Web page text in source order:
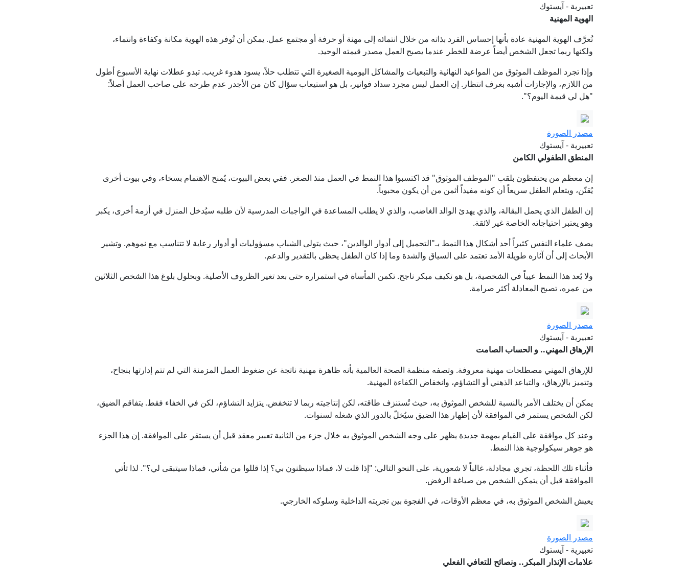
تعبيرية - آيستوك
الهوية المهنية
تُعرَّف الهوية المهنية عادة بأنها إحساس الفرد بذاته من خلال انتمائه إلى مهنة أو حرفة أو مجتمع عمل. يمكن أن تُوفر هذه الهوية مكانة وكفاءة وانتماء،
ولكنها ربما تجعل الشخص أيضاً عرضة للخطر عندما يصبح العمل مصدر قيمته الوحيد.
وإذا تجرد الموظف الموثوق من المواعيد النهائية والتبعيات والمشاكل اليومية الصغيرة التي تتطلب حلاً، يسود هدوء غريب. تبدو عطلات نهاية الأسبوع أطول
من اللازم، والإجازات أشبه بغرف انتظار. إن العمل ليس مجرد سداد فواتير، بل هو استيعاب سؤال كان من الأجدر عدم طرحه على صاحب العمل أصلاً:
"هل لي قيمة اليوم؟".
مصدر الصورة
تعبيرية - آيستوك
المنطق الطفولي الكامن
إن معظم من يحتفظون بلقب "الموظف الموثوق" قد اكتسبوا هذا النمط في العمل منذ الصغر. ففي بعض البيوت، يُمنح الاهتمام بسخاء، وفي بيوت أخرى
يُقنّن، ويتعلم الطفل سريعاً أن كونه مفيداً أثمن من أن يكون محبوباً.
إن الطفل الذي يحمل البقالة، والذي يهدئ الوالد الغاضب، والذي لا يطلب المساعدة في الواجبات المدرسية لأن طلبه سيُدخل المنزل في أزمة أخرى، يكبر
وهو يعتبر احتياجاته الخاصة غير لائقة.
يصف علماء النفس كثيراً أحد أشكال هذا النمط بـ"التحميل إلى أدوار الوالدين"، حيث يتولى الشباب مسؤوليات أو أدوار رعاية لا تتناسب مع نموهم. وتشير
الأبحاث إلى أن آثاره طويلة الأمد تعتمد على السياق والشدة وما إذا كان الطفل يحظى بالتقدير والدعم.
ولا يُعد هذا النمط عيباً في الشخصية، بل هو تكيف مبكر ناجح. تكمن المأساة في استمراره حتى بعد تغير الظروف الأصلية. وبحلول بلوغ هذا الشخص الثلاثين
من عمره، تصبح المعادلة أكثر صرامة.
مصدر الصورة
تعبيرية - آيستوك
الإرهاق المهني.. و الحساب الصامت
للإرهاق المهني مصطلحات مهنية معروفة. وتصفه منظمة الصحة العالمية بأنه ظاهرة مهنية ناتجة عن ضغوط العمل المزمنة التي لم تتم إدارتها بنجاح،
وتتميز بالإرهاق، والتباعد الذهني أو التشاؤم، وانخفاض الكفاءة المهنية.
يمكن أن يختلف الأمر بالنسبة للشخص الموثوق به، حيث تُستنزف طاقته، لكن إنتاجيته ربما لا تنخفض. يتزايد التشاؤم، لكن في الخفاء فقط. يتفاقم الضيق،
لكن الشخص يستمر في الموافقة لأن إظهار هذا الضيق سيُخلّ بالدور الذي شغله لسنوات.
وعند كل موافقة على القيام بمهمة جديدة يظهر على وجه الشخص الموثوق به خلال جزء من الثانية تعبير معقد قبل أن يستقر على الموافقة. إن هذا الجزء
هو جوهر سيكولوجية هذا النمط.
فأثناء تلك اللحظة، تجري مجادلة، غالباً لا شعورية، على النحو التالي: "إذا قلت لا، فماذا سيظنون بي؟ إذا قللوا من شأني، فماذا سيتبقى لي؟". لذا تأتي
الموافقة قبل أن يتمكن الشخص من صياغة الرفض.
يعيش الشخص الموثوق به، في معظم الأوقات، في الفجوة بين تجربته الداخلية وسلوكه الخارجي.
مصدر الصورة
تعبيرية - آيستوك
علامات الإنذار المبكر.. ونصائح للتعافي الفعلي